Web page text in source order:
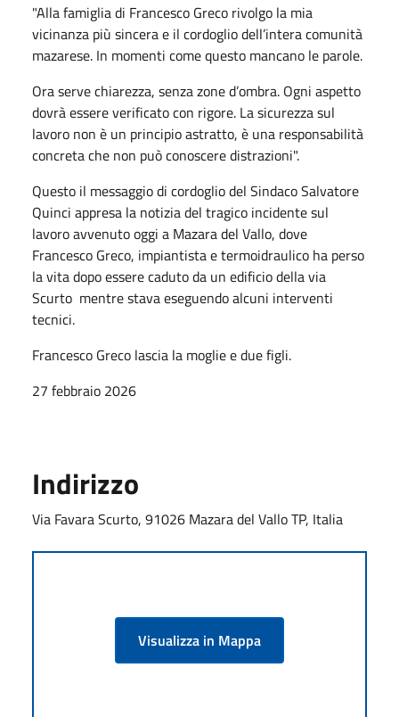
"Alla famiglia di Francesco Greco rivolgo la mia
vicinanza più sincera e il cordoglio dell’intera comunità
mazarese. In momenti come questo mancano le parole.
Ora serve chiarezza, senza zone d’ombra. Ogni aspetto
dovrà essere verificato con rigore. La sicurezza sul
lavoro non è un principio astratto, è una responsabilità
concreta che non può conoscere distrazioni".
Questo il messaggio di cordoglio del Sindaco Salvatore
Quinci appresa la notizia del tragico incidente sul
lavoro avvenuto oggi a Mazara del Vallo, dove
Francesco Greco, impiantista e termoidraulico ha perso
la vita dopo essere caduto da un edificio della via
Scurto mentre stava eseguendo alcuni interventi
tecnici.
Francesco Greco lascia la moglie e due figli.
27 febbraio 2026
Indirizzo
Via Favara Scurto, 91026 Mazara del Vallo TP, Italia
Visualizza in Mappa